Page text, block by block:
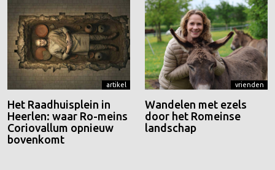
artikel
Het Raadhuisplein in
Heerlen: waar Ro-meins
Coriovallum opnieuw
bovenkomt
vrienden
Wandelen met ezels
door het Romeinse
landschap